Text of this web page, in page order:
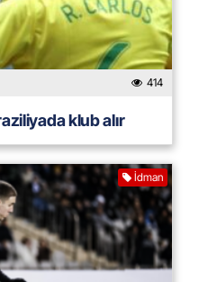
414
klub alır
İdman